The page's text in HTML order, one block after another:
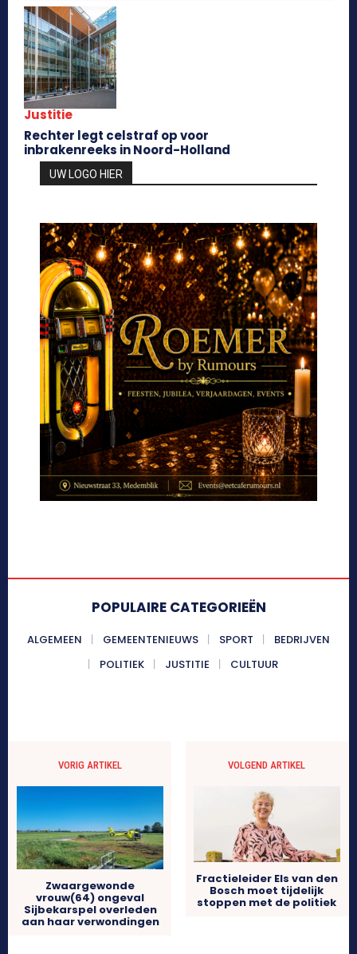
Justitie
Rechter legt celstraf op voor
inbrakenreeks in Noord-Holland
UW LOGO HIER
POPULAIRE CATEGORIEËN
ALGEMEEN GEMEENTENIEUWS SPORT
BEDRIJVEN
POLITIEK
JUSTITIE CULTUUR
VORIG ARTIKEL
Zwaargewonde
vrouw(64) ongeval
Sijbekarspel overleden
aan haar verwondingen
VOLGEND ARTIKEL
Fractieleider Els van den
Bosch moet tijdelijk
stoppen met de politiek